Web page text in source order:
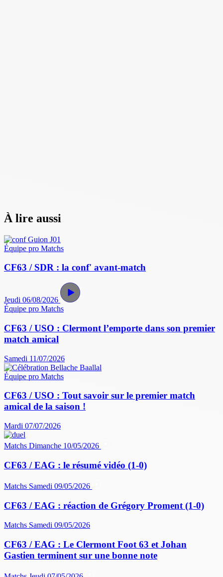
À lire aussi
Équipe pro Matchs
CF63 / SDR : la conf' avant-match
Jeudi 06/08/2026
Équipe pro Matchs
CF63 / USO : Clermont l’emporte dans son premier
match amical
Samedi 11/07/2026
Équipe pro Matchs
CF63 / USO : Tout savoir sur le premier match
amical de la saison !
Mardi 07/07/2026
Matchs Dimanche 10/05/2026
CF63 / EAG : le résumé vidéo (1-0)
Matchs Samedi 09/05/2026
CF63 / EAG : réaction de Grégory Proment (1-0)
Matchs Samedi 09/05/2026
CF63 / EAG : Le Clermont Foot 63 et Johan
Gastien terminent sur une bonne note